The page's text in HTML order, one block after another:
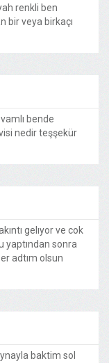
renkli ben
bir veya birkaçı
bende
nedir teşşekür
gelıyor ve cok
yaptından sonra
adtım olsun
baktim sol